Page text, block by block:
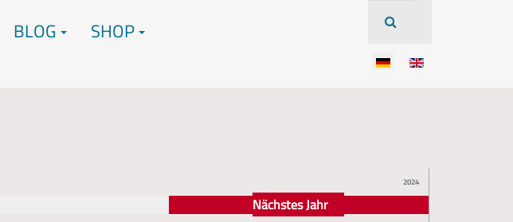
BLOG SHOP
2024
Nächstes Jahr